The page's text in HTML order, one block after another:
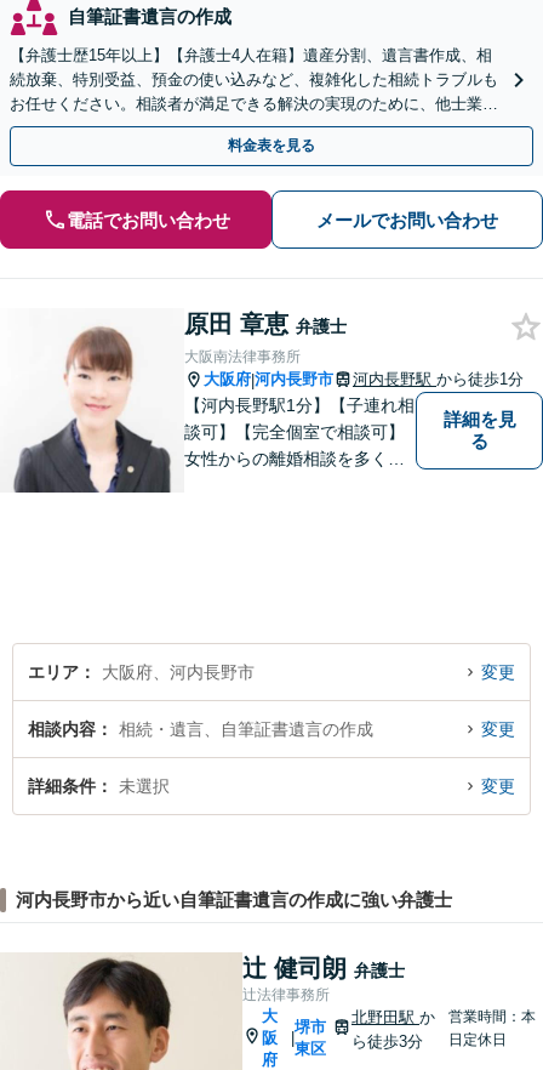
自筆証書遺言の作成
【弁護士歴15年以上】【弁護士4人在籍】遺産分割、遺言書作成、相
続放棄、特別受益、預金の使い込みなど、複雑化した相続トラブルも
お任せください。相談者が満足できる解決の実現のために、他士業と
連携し最善を尽くします【完全個室】
料金表を見る
電話でお問い合わせ メールでお問い合わせ
原田 章恵 弁護士
大阪南法律事務所
大阪府|河内長野市 河内長野駅 から徒歩1分
【河内長野駅1分】【子連れ相
談可】【完全個室で相談可】
女性からの離婚相談を多くご
詳細を見
る
エリア 大阪府、河内長野市 変更
相談内容 相続・遺言、自筆証書遺言の作成 変更
詳細条件 未選択 変更
河内長野市から近い自筆証書遺言の作成に強い弁護士
辻 健司朗 弁護士
辻法律事務所
大
阪
府
堺市
東区
北野田駅か
ら徒歩3分
営業時間：本
日定休日